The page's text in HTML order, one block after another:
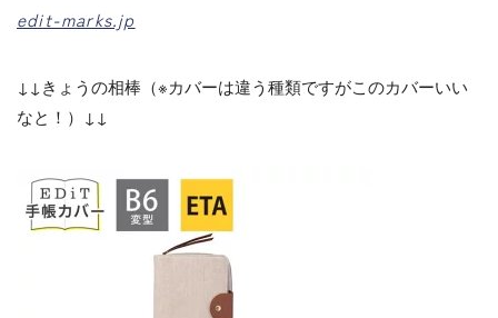
edit-marks.jp
↓↓きょうの相棒（※カバーは違う種類ですがこのカバーいい
なと！）↓↓